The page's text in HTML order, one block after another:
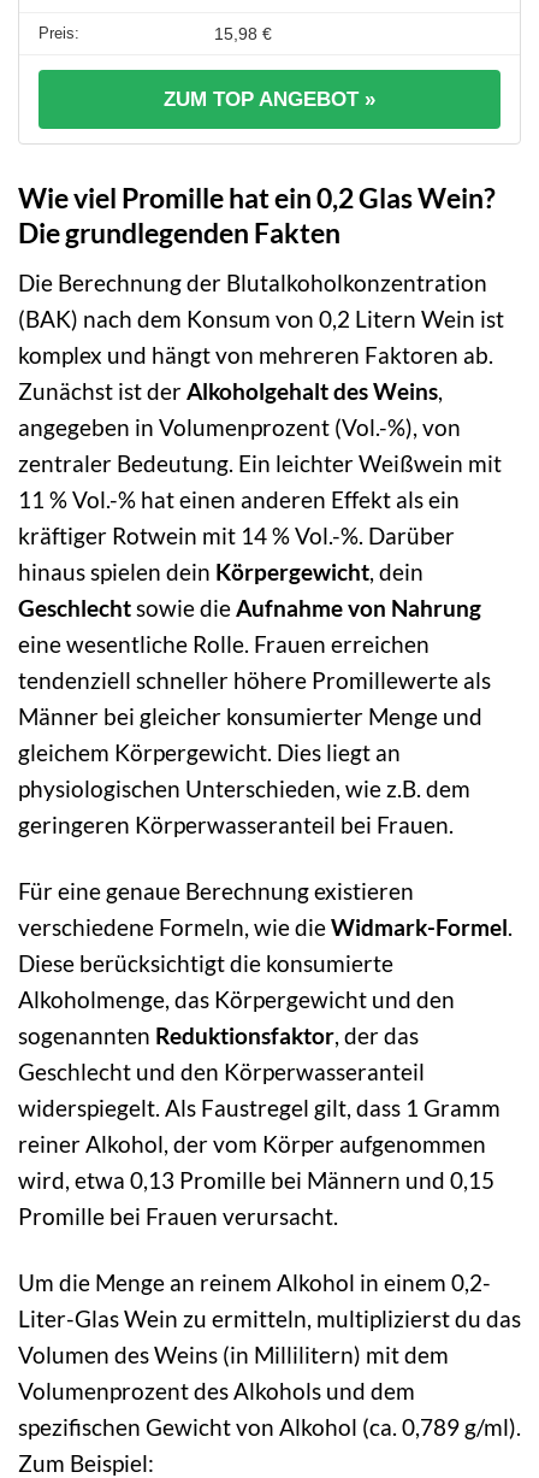
15,98 €
ZUM TOP ANGEBOT »
Wie viel Promille hat ein 0,2 Glas Wein?
Die grundlegenden Fakten
Die Berechnung der Blutalkoholkonzentration
(BAK) nach dem Konsum von 0,2 Litern Wein ist
komplex und hängt von mehreren Faktoren ab.
Zunächst ist derAlkoholgehalt des Weins,
angegeben in Volumenprozent (Vol.-%), von
zentraler Bedeutung. Ein leichter Weißwein mit
11 % Vol.-% hat einen anderen Effekt als ein
kräftiger Rotwein mit 14 % Vol.-%. Darüber
hinaus spielen dein Körpergewicht, dein
Geschlechtsowie dieAufnahme von Nahrung
eine wesentliche Rolle. Frauen erreichen
tendenziell schneller höhere Promillewerte als
Männer bei gleicher konsumierter Menge und
gleichem Körpergewicht. Dies liegt an
physiologischen Unterschieden, wie z.B. dem
geringeren Körperwasseranteil bei Frauen.
Für eine genaue Berechnung existieren
verschiedene Formeln, wie dieWidmark-Formel
Diese berücksichtigt die konsumierte
Alkoholmenge, das Körpergewicht und den
sogenannten Reduktionsfaktor , der das
Geschlecht und den Körperwasseranteil
widerspiegelt. Als Faustregel gilt, dass 1 Gramm
reiner Alkohol, der vom Körper aufgenommen
wird, etwa 0,13 Promille bei Männern und 0,15
Promille bei Frauen verursacht.
Um die Menge an reinem Alkohol in einem 0,2-
Liter-Glas Wein zu ermitteln, multiplizierst du das
Volumen des Weins (in Millilitern) mit dem
Volumenprozent des Alkohols und dem
spezifischen Gewicht von Alkohol (ca. 0,789 g/ml).
Zum Beispiel: